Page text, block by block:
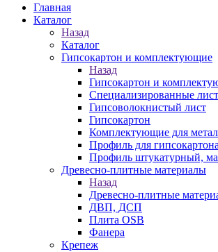
Главная
Каталог
Назад
Каталог
Гипсокартон и комплектующие
Назад
Гипсокартон и
Специализированные
Гипсоволокнистый лист
Гипсокартон
Комплектующие для
Профиль для гипсокартона
Профиль штукатурный,
Древесно-плитные материалы
Назад
Древесно-плитные
ДВП, ДСП
Плита OSB
Фанера
Крепеж